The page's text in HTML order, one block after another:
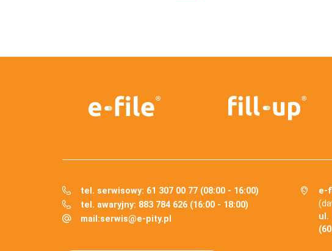
tel. serwisowy: 61 307 00 77 (08:00 - 16:00)
tel. awaryjny: 883 784 626 (16:00 - 18:00)
mail:serwis@e-pity.pl
e-
ul.